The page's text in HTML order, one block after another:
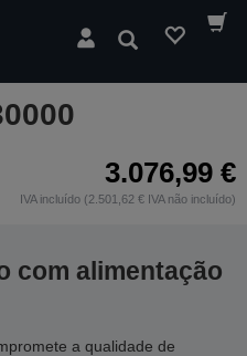
Pesquisar
3.076,99 €
IVA incluído (2.501,62 € IVA não incluído)
com alimentação
a qualidade de